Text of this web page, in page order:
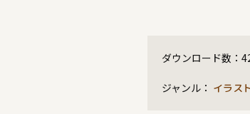
ダウンロード数：
ジャンル： イラス